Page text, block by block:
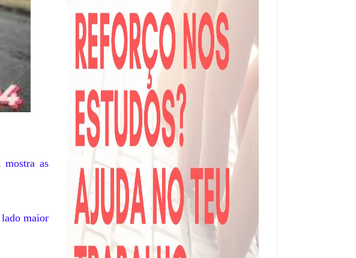
as
maior